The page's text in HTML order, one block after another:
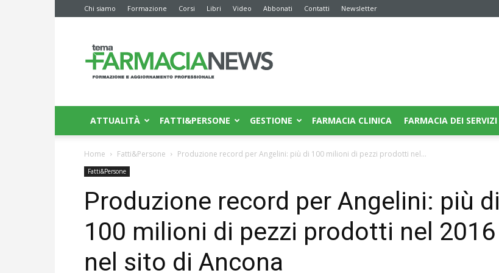
Chi siamo Formazione Corsi Libri Video Abbonati Contatti Newsletter
News
ATTUALITÀ FATTI&PERSONE GESTIONE FARMACIA CLINICA FARMACIA DEI SERVIZI
Home Fatti&Persone Produzione record per Angelini: più di 100 milioni di pezzi prodotti nel...
Fatti&Persone
Produzione record per Angelini: più di
100 milioni di pezzi prodotti nel 2016
nel sito di Ancona